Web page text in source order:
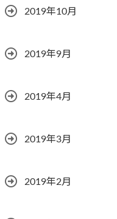
2019年10月
2019年9月
2019年4月
2019年3月
2019年2月